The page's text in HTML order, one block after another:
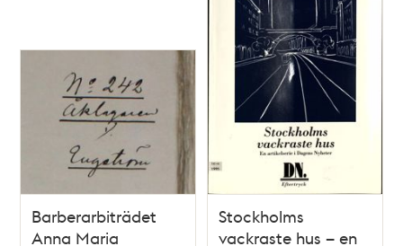
Barberarbiträdet
Anna Maria
Stockholms
vackraste hus – en